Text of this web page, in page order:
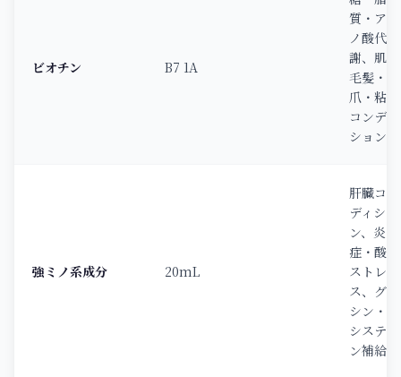
ビオチン B7 1A
質・アミ
ノ酸代
謝、肌・
毛髪・
爪・粘膜
コンディ
ション
強ミノ系成分 20mL
肝臓コン
ディショ
ン、炎
症・酸化
ストレ
ス、グリ
シン・L-
システイ
ン補給